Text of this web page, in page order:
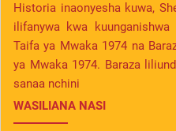
Historia inaonyesha kuwa,
ilifanywa kwa
Taifa ya Mwaka 1974 na
ya Mwaka 1974. Baraza
sanaa nchini
WASILIANA NASI